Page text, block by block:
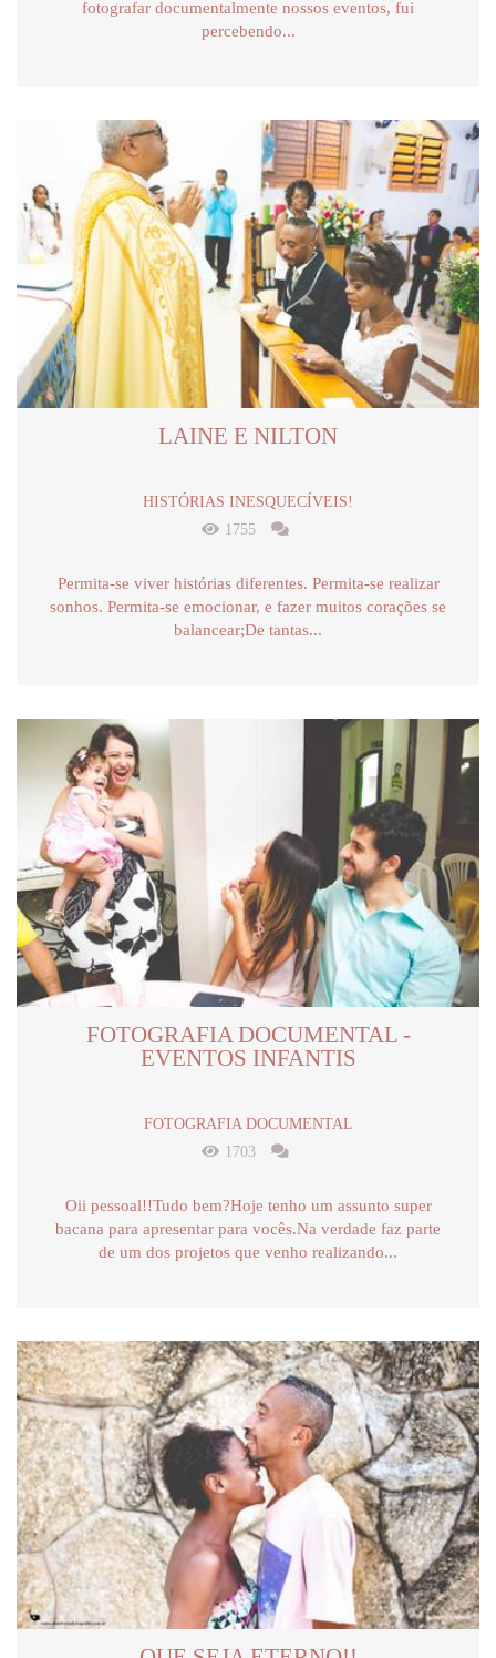
fotografar documentalmente nossos eventos, fui
percebendo...
LAINE E NILTON
HISTÓRIAS INESQUECÍVEIS!
1755
Permita-se viver histórias diferentes. Permita-se realizar
sonhos. Permita-se emocionar, e fazer muitos corações se
balancear;De tantas...
FOTOGRAFIA DOCUMENTAL -
EVENTOS INFANTIS
FOTOGRAFIA DOCUMENTAL
1703
Oii pessoal!!Tudo bem?Hoje tenho um assunto super
bacana para apresentar para vocês.Na verdade faz parte
de um dos projetos que venho realizando...